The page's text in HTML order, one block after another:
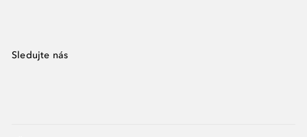
Sledujte nás